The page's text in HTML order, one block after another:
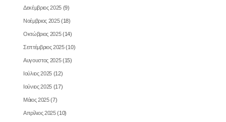
Δεκέμβριος 2025 (9)
Νοέμβριος 2025(18)
Οκτώβριος 2025(14)
Σεπτέμβριος 2025(10)
Αυγουστος 2025(15)
Ιούλιος 2025 (12)
Ιούνιος 2025 (17)
Μάιος 2025(7)
Απρίλιος 2025(10)